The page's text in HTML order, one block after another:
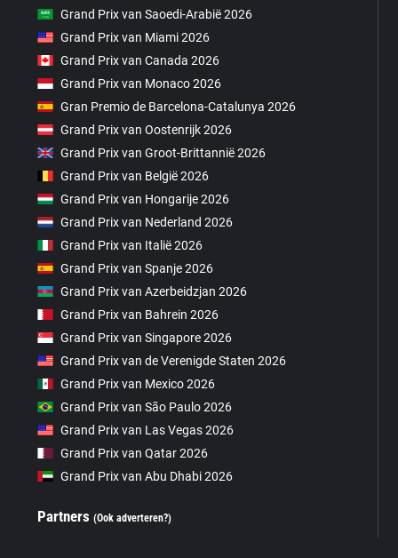
Grand Prix van Saoedi-Arabië 2026
Grand Prix van Miami 2026
Grand Prix van Canada 2026
Grand Prix van Monaco 2026
Gran Premio de Barcelona-Catalunya 2026
Grand Prix van Oostenrijk 2026
Grand Prix van Groot-Brittannië 2026
Grand Prix van België 2026
Grand Prix van Hongarije 2026
Grand Prix van Nederland 2026
Grand Prix van Italië 2026
Grand Prix van Spanje 2026
Grand Prix van Azerbeidzjan 2026
Grand Prix van Bahrein 2026
Grand Prix van Singapore 2026
Grand Prix van de Verenigde Staten 2026
Grand Prix van Mexico 2026
Grand Prix van São Paulo 2026
Grand Prix van Las Vegas 2026
Grand Prix van Qatar 2026
Grand Prix van Abu Dhabi 2026
Partners(Ook adverteren?)